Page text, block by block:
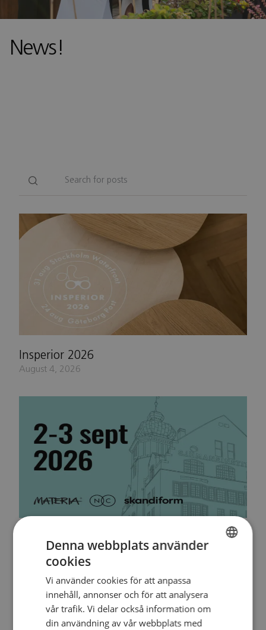
News!
Insperior 2026
August 4, 2026
Open Showroom & After Work at
Sjömansinstitutet
July 6, 2026
Denna webbplats använder
cookies
Vi använder cookies för att anpassa
innehåll, annonser och för att analysera
vår trafik. Vi delar också information om
din användning av vår webbplats med